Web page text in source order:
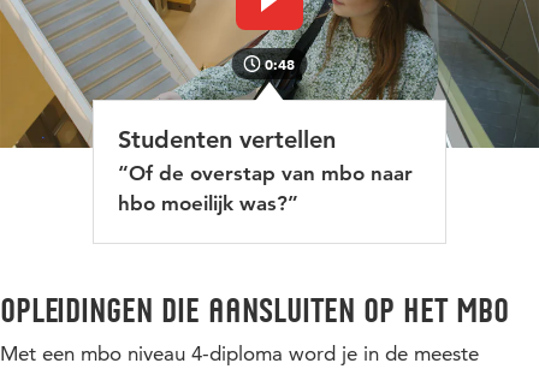
Video afspelen
0:48
Studenten vertellen
“Of de overstap van mbo naar
hbo moeilijk was?”
Opleidingen die aansluiten op het mbo
Met een mbo niveau 4-diploma word je in de meeste